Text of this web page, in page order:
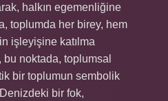
halkın egemenliğine
toplumda her birey, hem
işleyişine katılma
bu noktada, toplumsal
bir toplumun sembolik
bir fok,